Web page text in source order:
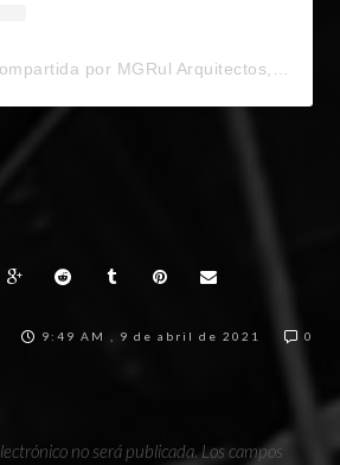
Una publicación compartida por MGRul Arquitectos, S.C. (@mgrularquitectos)
9:49 AM , 9 de abril de 2021 0
no será publicada. Los campos